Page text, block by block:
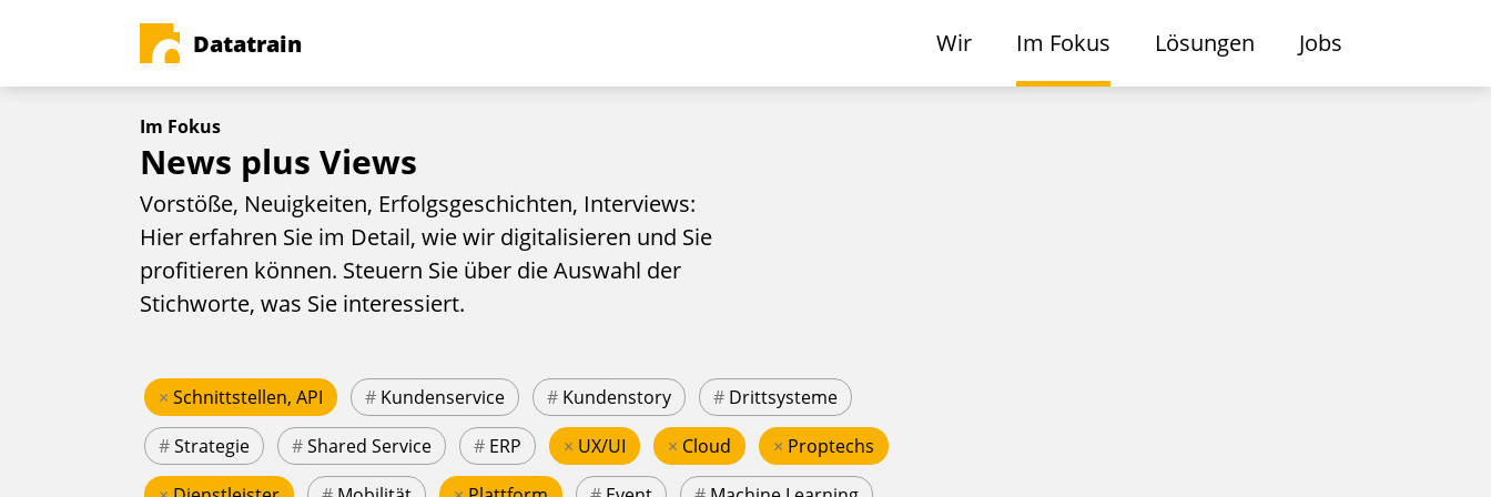
Datatrain Wir Im Fokus Lösungen Jobs
Im Fokus
News plus Views
Vorstöße, Neuigkeiten, Erfolgsgeschichten, Interviews:
Hier erfahren Sie im Detail, wie wir digitalisieren und Sie
profitieren können. Steuern Sie über die Auswahl der
Stichworte, was Sie interessiert.
× Schnittstellen, API # Kundenservice # Kundenstory # Drittsysteme
#Strategie #Shared Service # ERP × UX/UI × Cloud × Proptechs